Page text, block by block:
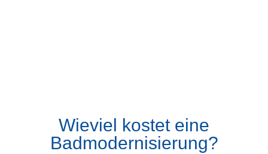
Wieviel kostet eine
Badmodernisierung?